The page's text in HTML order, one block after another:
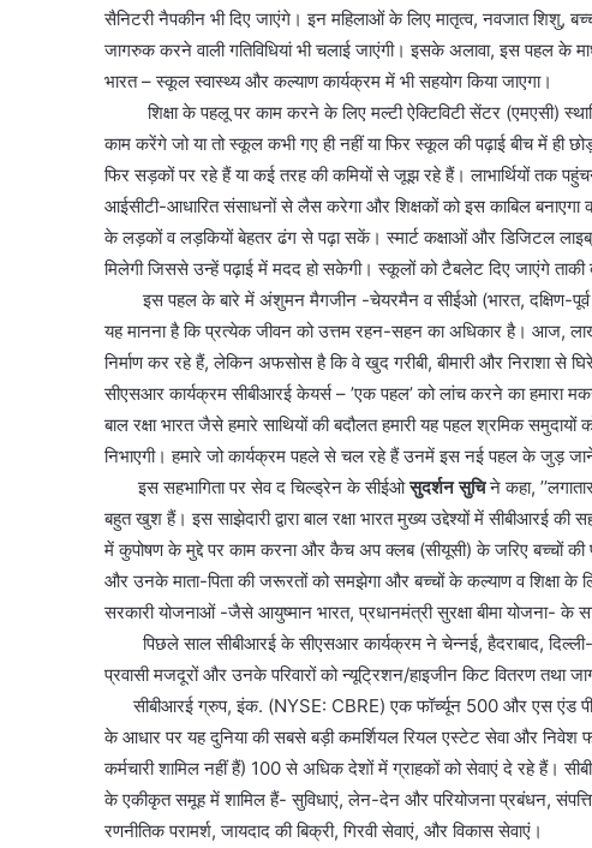
सैनिटरी नैपकीन भी दिए जाएंगे। इन महिलाओं के लिए मातृत्व, नवजात शिशु,
जागरुक करने वाली गतिविधियां भी चलाई जाएंगी। इसके अलावा, इस पहल के
भारत – स्कूल स्वास्थ्य और कल्याण कार्यक्रम में भी सहयोग किया जाएगा।
शिक्षा के पहलू पर काम करने के लिए मल्टी ऐक्टिविटी सेंटर (एमएसी)
काम करेंगे जो या तो स्कूल कभी गए ही नहीं या फिर स्कूल की पढ़ाई बीच में ही
फिर सड़कों पर रहे हैं या कई तरह की कमियों से जूझ रहे हैं। लाभार्थियों तक
आईसीटी-आधारित संसाधनों से लैस करेगा और शिक्षकों को इस काबिल बनाएगा
के लड़कों व लड़कियों बेहतर ढंग से पढ़ा सकें। स्मार्ट कक्षाओं और डिजिटल
मिलेगी जिससे उन्हें पढ़ाई में मदद हो सकेगी। स्कूलों को टैबलेट दिए जाएंगे
इस पहल के बारे में अंशुमन मैगजीन -चेयरमैन व सीईओ (भारत, दक्षिण-पूर्व
यह मानना है कि प्रत्येक जीवन को उत्तम रहन-सहन का अधिकार है। आज,
निर्माण कर रहे हैं, लेकिन अफसोस है कि वे खुद गरीबी, बीमारी और निराशा से
सीएसआर कार्यक्रम सीबीआरई केयर्स – ’एक पहल’ को लांच करने का हमारा
बाल रक्षा भारत जैसे हमारे साथियों की बदौलत हमारी यह पहल श्रमिक
निभाएगी। हमारे जो कार्यक्रम पहले से चल रहे हैं उनमें इस नई पहल के जुड़ जाने
इस सहभागिता पर सेव द चिल्ड्रेन के सीईओसुदर्शन सुचिने कहा,
बहुत खुश हैं। इस साझेदारी द्वारा बाल रक्षा भारत मुख्य उद्देश्यों में सीबीआरई
में कुपोषण के मुद्दे पर काम करना और कैच अप क्लब (सीयूसी) के जरिए बच्चों की
और उनके माता-पिता की जरूरतों को समझेगा और बच्चों के कल्याण व शिक्षा के
सरकारी योजनाओं -जैसे आयुष्मान भारत, प्रधानमंत्री सुरक्षा बीमा योजना- के
पिछले साल सीबीआरई के सीएसआर कार्यक्रम ने चेन्नई, हैदराबाद, दिल्ली-
प्रवासी मजदूरों और उनके परिवारों को न्यूट्रिशन/हाइजीन किट वितरण तथा
सीबीआरई ग्रुप, इंक. (NYSE: CBRE) एक फॉर्च्यून 500 और एस एंड
के आधार पर यह दुनिया की सबसे बड़ी कमर्शियल रियल एस्टेट सेवा और
कर्मचारी शामिल नहीं हैं) 100 से अधिक देशों में ग्राहकों को सेवाएं दे रहे हैं।
के एकीकृत समूह में शामिल हैं- सुविधाएं, लेन-देन और परियोजना प्रबंधन,
रणनीतिक परामर्श, जायदाद की बिक्री, गिरवी सेवाएं, और विकास सेवाएं।
एकता का महाकुंभ
यात्रा का भव्य
भारत
छोड़ो
की
नायिका
अरुणा
आसफ
को
दिल्ली
कांग्रेस
का
भारत छोड़ो आंदोलन की
आसफ अली को दिल्ली कांग्रेस